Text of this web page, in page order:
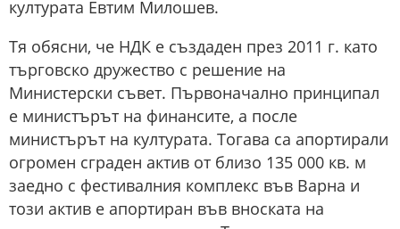
културата Евтим Милошев.
Тя обясни, че НДК е създаден през 2011 г. като
търговско дружество с решение на
Министерски съвет. Първоначално принципал
е министърът на финансите, а после
министърът на културата. Тогава са апортирали
огромен сграден актив от близо 135 000 кв. м
заедно с фестивалния комплекс във Варна и
този актив е апортиран във вноската на